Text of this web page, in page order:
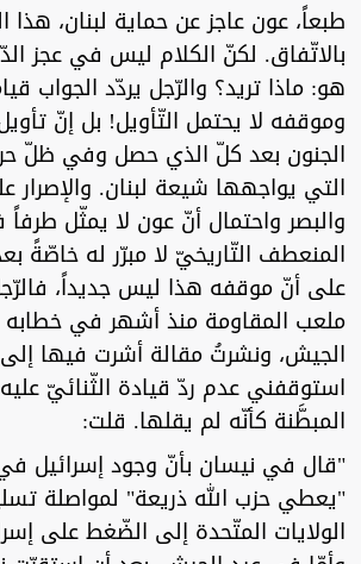
طبعاً، عون عاجز عن حماية لبنان، هذا
بالاتّفاق. لكنّ الكلام ليس في عجز
هو: ماذا تريد؟ والرّجل يردّد الجواب
وموقفه لا يحتمل التّأويل! بل إنّ
الجنون بعد كلّ الذي حصل وفي ظلّ
التي يواجهها شيعة لبنان.
والبصر واحتمال أنّ عون لا يمثّل
المنعطف التّاريخيّ لا مبرّر له خاصّةً
على أنّ موقفه هذا ليس جديداً،
ملعب المقاومة منذ أشهر في خطابه
الجيش، ونشرتُ مقالة أشرت فيها
استوقفني عدم ردّ قيادة الثّنائيّ عليه
المبطَّنة كأنّه لم يقلها. قلت:
"قال في نيسان بأنّ وجود إسرائيل
"يعطي حزب الله ذريعة" لمواصلة
الولايات المتّحدة إلى الضّغط على